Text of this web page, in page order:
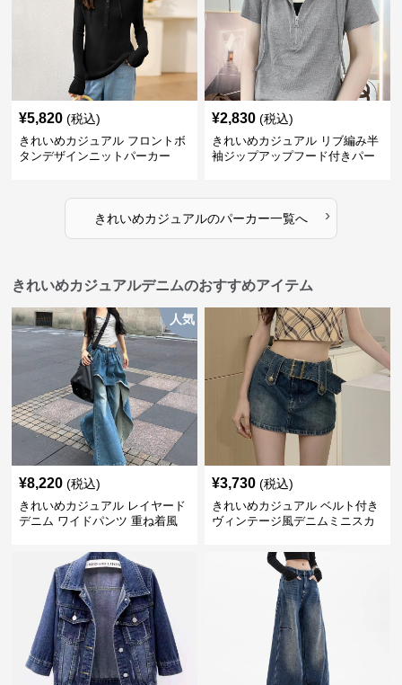
¥5,820 (税込)
きれいめカジュアル フロントボ
タンデザインニットパーカー
¥2,830 (税込)
きれいめカジュアル リブ編み半
袖ジップアップフード付きパー
きれいめカジュアルのパーカー一覧へ ›
きれいめカジュアルデニムのおすすめアイテム
人気
¥8,220 (税込)
きれいめカジュアル レイヤード
デニム ワイドパンツ 重ね着風
¥3,730 (税込)
きれいめカジュアル ベルト付き
ヴィンテージ風デニムミニスカ